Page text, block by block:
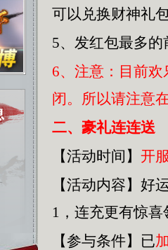
可以兑换财神礼
5、发红包最多
6、注意：目前
闭。所以请注意
二、豪礼连连送
【活动时间】 开
【活动内容】好
1，连充更有惊
【参与条件】已